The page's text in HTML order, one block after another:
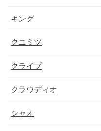
キング
クニミツ
クライブ
クラウディオ
シャオ